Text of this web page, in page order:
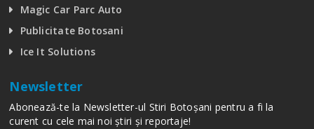
Magic Car Parc Auto
Publicitate Botosani
Ice It Solutions
Newsletter
Abonează-te la Newsletter-ul Stiri Botoșani pentru a fi la
curent cu cele mai noi știri și reportaje!